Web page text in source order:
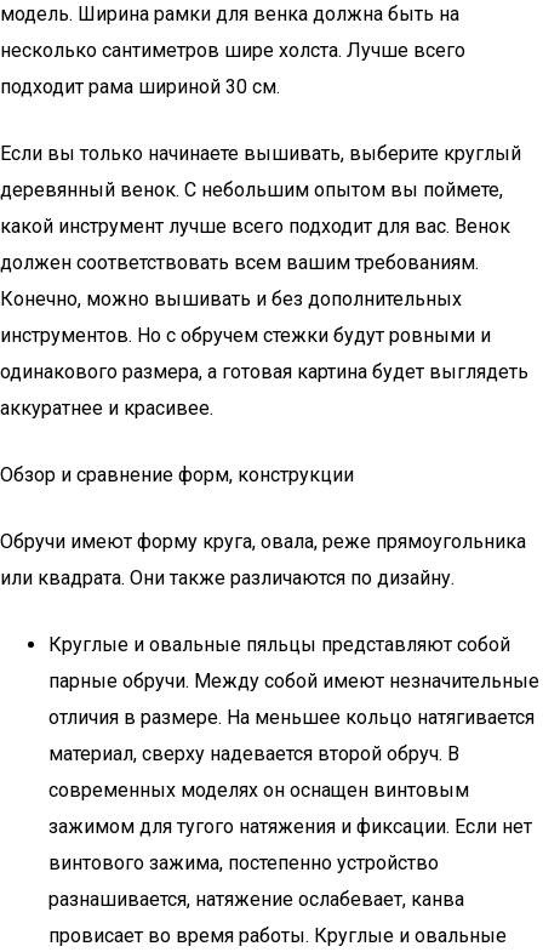
модель. Ширина рамки для венка должна быть на
несколько сантиметров шире холста. Лучше всего
подходит рама шириной 30 см.
Если вы только начинаете вышивать, выберите круглый
деревянный венок. С небольшим опытом вы поймете,
какой инструмент лучше всего подходит для вас. Венок
должен соответствовать всем вашим требованиям.
Конечно, можно вышивать и без дополнительных
инструментов. Но с обручем стежки будут ровными и
одинакового размера, а готовая картина будет выглядеть
аккуратнее и красивее.
Обзор и сравнение форм, конструкции
Обручи имеют форму круга, овала, реже прямоугольника
или квадрата. Они также различаются по дизайну.
Круглые и овальные пяльцы представляют собой
парные обручи. Между собой имеют незначительные
отличия в размере. На меньшее кольцо натягивается
материал, сверху надевается второй обруч. В
современных моделях он оснащен винтовым
зажимом для тугого натяжения и фиксации. Если нет
винтового зажима, постепенно устройство
разнашивается, натяжение ослабевает, канва
провисает во время работы. Круглые и овальные